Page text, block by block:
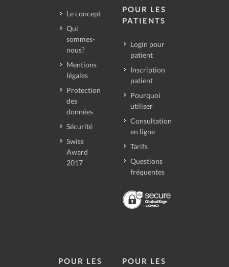
Le concept
Qui
sommes-
nous?
Mentions
légales
Protection
des
données
Sécurité
Swiss
Award
2017
POUR LES
PATIENTS
Login pour
patient
Inscription
patient
Pourquoi
utiliser
Consultation
en ligne
Tarifs
Questions
fréquentes
POUR LES
POUR LES